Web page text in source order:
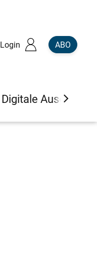
Login ABO
Digitale Ausgaben